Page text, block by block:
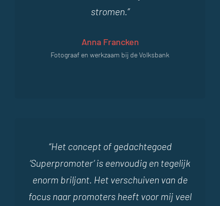
stromen.”
Anna Francken
Fotograaf en werkzaam bij de Volksbank
“Het concept of gedachtegoed
‘Superpromoter’ is eenvoudig en tegelijk
enorm briljant. Het verschuiven van de
focus naar promoters heeft voor mij veel